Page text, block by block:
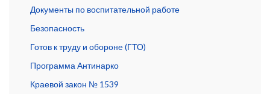
Документы по воспитательной работе
Безопасность
Готов к труду и обороне (ГТО)
Программа Антинарко
Краевой закон № 1539